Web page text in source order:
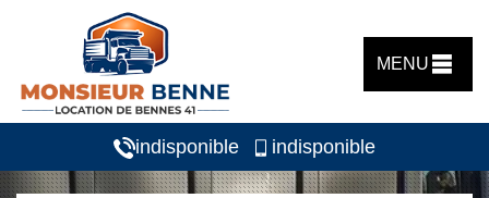
MENU
indisponible indisponible